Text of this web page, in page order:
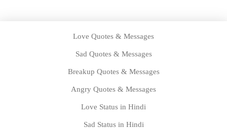
Love Quotes & Messages
Sad Quotes & Messages
Breakup Quotes & Messages
Angry Quotes & Messages
Love Status in Hindi
Sad Status in Hindi